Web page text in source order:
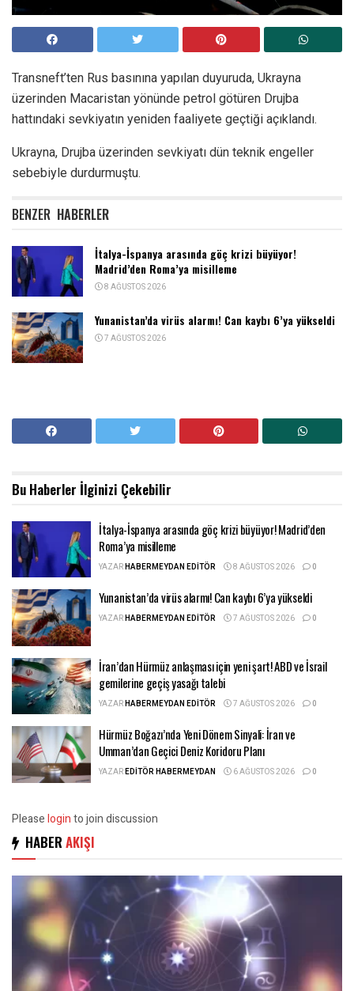
Transneft’ten Rus basınına yapılan duyuruda, Ukrayna
üzerinden Macaristan yönünde petrol götüren Drujba
hattındaki sevkiyatın yeniden faaliyete geçtiği açıklandı.
Ukrayna, Drujba üzerinden sevkiyatı dün teknik engeller
sebebiyle durdurmuştu.
BENZER HABERLER
İtalya-İspanya arasında göç krizi büyüyor!
Madrid’den Roma’ya misilleme
8 AĞUSTOS 2026
Yunanistan’da virüs alarmı! Can kaybı 6’ya yükseldi
7 AĞUSTOS 2026
Bu Haberler İlginizi Çekebilir
İtalya-İspanya arasında göç krizi büyüyor! Madrid’den
Roma’ya misilleme
YAZARHABERMEYDAN EDITÖR 8 AĞUSTOS 2026 0
Yunanistan’da virüs alarmı! Can kaybı 6’ya yükseldi
YAZARHABERMEYDAN EDITÖR 7 AĞUSTOS 2026 0
İran’dan Hürmüz anlaşması için yeni şart! ABD ve İsrail
gemilerine geçiş yasağı talebi
YAZARHABERMEYDAN EDITÖR 7 AĞUSTOS 2026 0
Hürmüz Boğazı’nda Yeni Dönem Sinyali: İran ve
Umman’dan Geçici Deniz Koridoru Planı
YAZAREDITÖR HABERMEYDAN 6 AĞUSTOS 2026 0
Pleaseloginto join discussion
HABER AKIŞI